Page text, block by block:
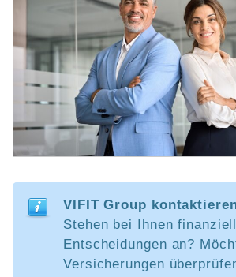
VIFIT Group
Stehen bei Ihnen
Entscheidungen an?
Versicherungen